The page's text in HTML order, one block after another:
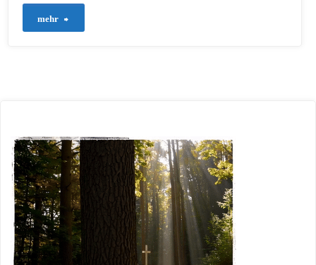
mehr
auch
zum
Hören!
🎉"